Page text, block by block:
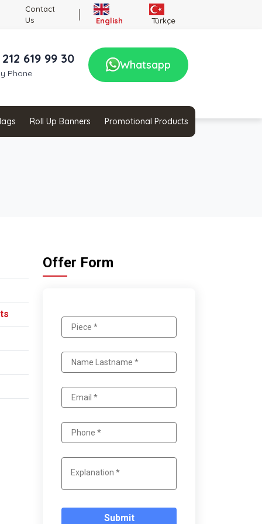
Contact
Us
English Türkçe
619 99 30
Phone
Whatsapp
Roll Up Banners Promotional Products
Offer Form
Submit